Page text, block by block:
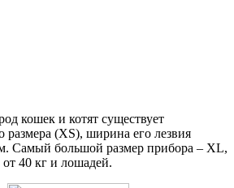
кошек и котят существует
размера (XS), ширина его лезвия
Самый большой размер прибора – XL,
от 40 кг и лошадей.